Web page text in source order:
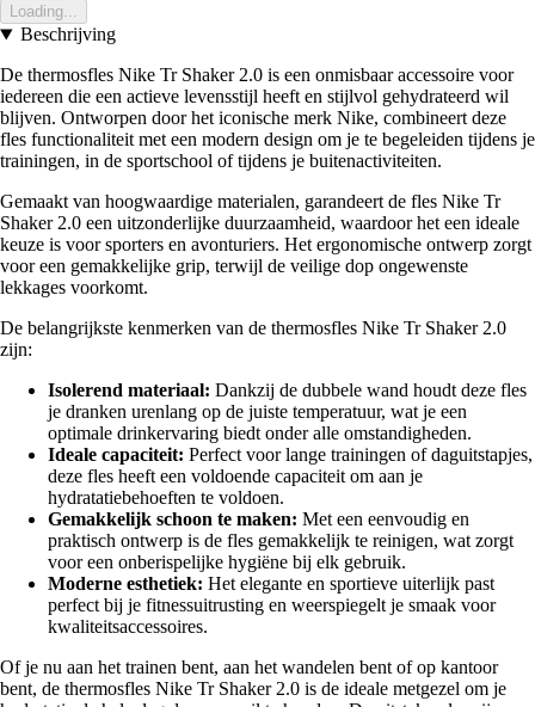
Loading...
Beschrijving
De thermosfles Nike Tr Shaker 2.0 is een onmisbaar accessoire voor
iedereen die een actieve levensstijl heeft en stijlvol gehydrateerd wil
blijven. Ontworpen door het iconische merk Nike, combineert deze
fles functionaliteit met een modern design om je te begeleiden tijdens je
trainingen, in de sportschool of tijdens je buitenactiviteiten.
Gemaakt van hoogwaardige materialen, garandeert de fles Nike Tr
Shaker 2.0 een uitzonderlijke duurzaamheid, waardoor het een ideale
keuze is voor sporters en avonturiers. Het ergonomische ontwerp zorgt
voor een gemakkelijke grip, terwijl de veilige dop ongewenste
lekkages voorkomt.
De belangrijkste kenmerken van de thermosfles Nike Tr Shaker 2.0
zijn:
Isolerend materiaal: Dankzij de dubbele wand houdt deze fles
je dranken urenlang op de juiste temperatuur, wat je een
optimale drinkervaring biedt onder alle omstandigheden.
Ideale capaciteit: Perfect voor lange trainingen of daguitstapjes,
deze fles heeft een voldoende capaciteit om aan je
hydratatiebehoeften te voldoen.
Gemakkelijk schoon te maken: Met een eenvoudig en
praktisch ontwerp is de fles gemakkelijk te reinigen, wat zorgt
voor een onberispelijke hygiëne bij elk gebruik.
Moderne esthetiek: Het elegante en sportieve uiterlijk past
perfect bij je fitnessuitrusting en weerspiegelt je smaak voor
kwaliteitsaccessoires.
Of je nu aan het trainen bent, aan het wandelen bent of op kantoor
bent, de thermosfles Nike Tr Shaker 2.0 is de ideale metgezel om je